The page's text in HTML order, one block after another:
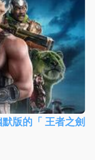
默版的「 王者之劍